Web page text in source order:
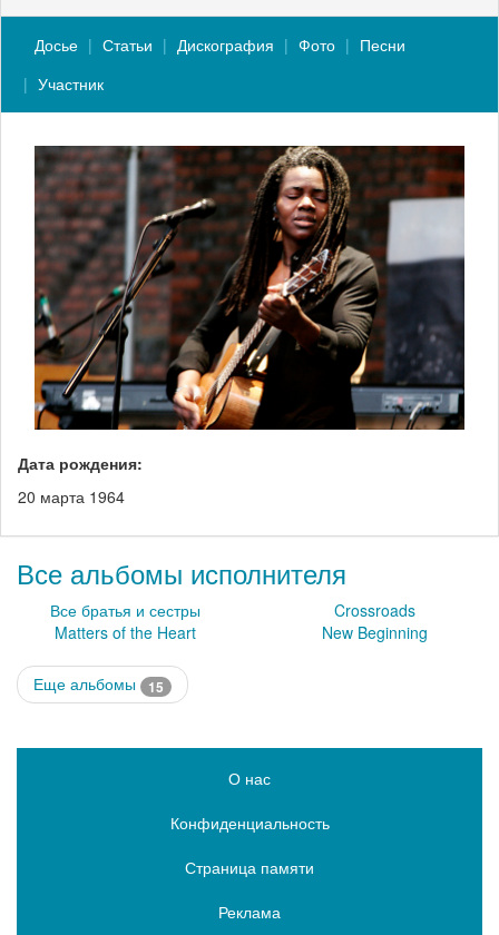
Досье Статьи Дискография Фото
Песни
Участник
Дата рождения:
20 марта 1964
Все альбомы исполнителя
Все братья и сестры
Crossroads
Matters of the Heart
New Beginning
Еще альбомы 15
О нас
Конфиденциальность
Страница памяти
Реклама